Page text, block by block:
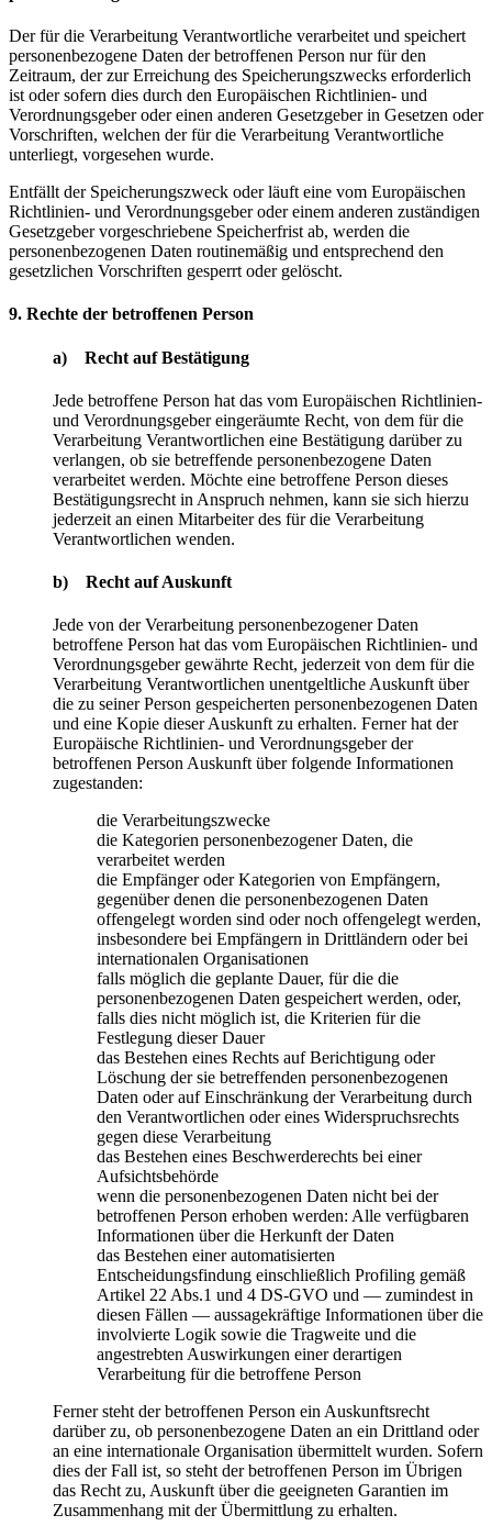
Der für die Verarbeitung Verantwortliche verarbeitet und speichert
personenbezogene Daten der betroffenen Person nur für den
Zeitraum, der zur Erreichung des Speicherungszwecks erforderlich
ist oder sofern dies durch den Europäischen Richtlinien- und
Verordnungsgeber oder einen anderen Gesetzgeber in Gesetzen oder
Vorschriften, welchen der für die Verarbeitung Verantwortliche
unterliegt, vorgesehen wurde.
Entfällt der Speicherungszweck oder läuft eine vom Europäischen
Richtlinien- und Verordnungsgeber oder einem anderen zuständigen
Gesetzgeber vorgeschriebene Speicherfrist ab, werden die
personenbezogenen Daten routinemäßig und entsprechend den
gesetzlichen Vorschriften gesperrt oder gelöscht.
9. Rechte der betroffenen Person
a) Recht auf Bestätigung
Jede betroffene Person hat das vom Europäischen Richtlinien-
und Verordnungsgeber eingeräumte Recht, von dem für die
Verarbeitung Verantwortlichen eine Bestätigung darüber zu
verlangen, ob sie betreffende personenbezogene Daten
verarbeitet werden. Möchte eine betroffene Person dieses
Bestätigungsrecht in Anspruch nehmen, kann sie sich hierzu
jederzeit an einen Mitarbeiter des für die Verarbeitung
Verantwortlichen wenden.
b) Recht auf Auskunft
Jede von der Verarbeitung personenbezogener Daten
betroffene Person hat das vom Europäischen Richtlinien- und
Verordnungsgeber gewährte Recht, jederzeit von dem für die
Verarbeitung Verantwortlichen unentgeltliche Auskunft über
die zu seiner Person gespeicherten personenbezogenen Daten
und eine Kopie dieser Auskunft zu erhalten. Ferner hat der
Europäische Richtlinien- und Verordnungsgeber der
betroffenen Person Auskunft über folgende Informationen
zugestanden:
die Verarbeitungszwecke
die Kategorien personenbezogener Daten, die
verarbeitet werden
die Empfänger oder Kategorien von Empfängern,
gegenüber denen die personenbezogenen Daten
offengelegt worden sind oder noch offengelegt werden,
insbesondere bei Empfängern in Drittländern oder bei
internationalen Organisationen
falls möglich die geplante Dauer, für die die
personenbezogenen Daten gespeichert werden, oder,
falls dies nicht möglich ist, die Kriterien für die
Festlegung dieser Dauer
das Bestehen eines Rechts auf Berichtigung oder
Löschung der sie betreffenden personenbezogenen
Daten oder auf Einschränkung der Verarbeitung durch
den Verantwortlichen oder eines Widerspruchsrechts
gegen diese Verarbeitung
das Bestehen eines Beschwerderechts bei einer
Aufsichtsbehörde
wenn die personenbezogenen Daten nicht bei der
betroffenen Person erhoben werden: Alle verfügbaren
Informationen über die Herkunft der Daten
das Bestehen einer automatisierten
Entscheidungsfindung einschließlich Profiling gemäß
Artikel 22 Abs.1 und 4 DS-GVO und — zumindest in
diesen Fällen — aussagekräftige Informationen über die
involvierte Logik sowie die Tragweite und die
angestrebten Auswirkungen einer derartigen
Verarbeitung für die betroffene Person
Ferner steht der betroffenen Person ein Auskunftsrecht
darüber zu, ob personenbezogene Daten an ein Drittland oder
an eine internationale Organisation übermittelt wurden. Sofern
dies der Fall ist, so steht der betroffenen Person im Übrigen
das Recht zu, Auskunft über die geeigneten Garantien im
Zusammenhang mit der Übermittlung zu erhalten.